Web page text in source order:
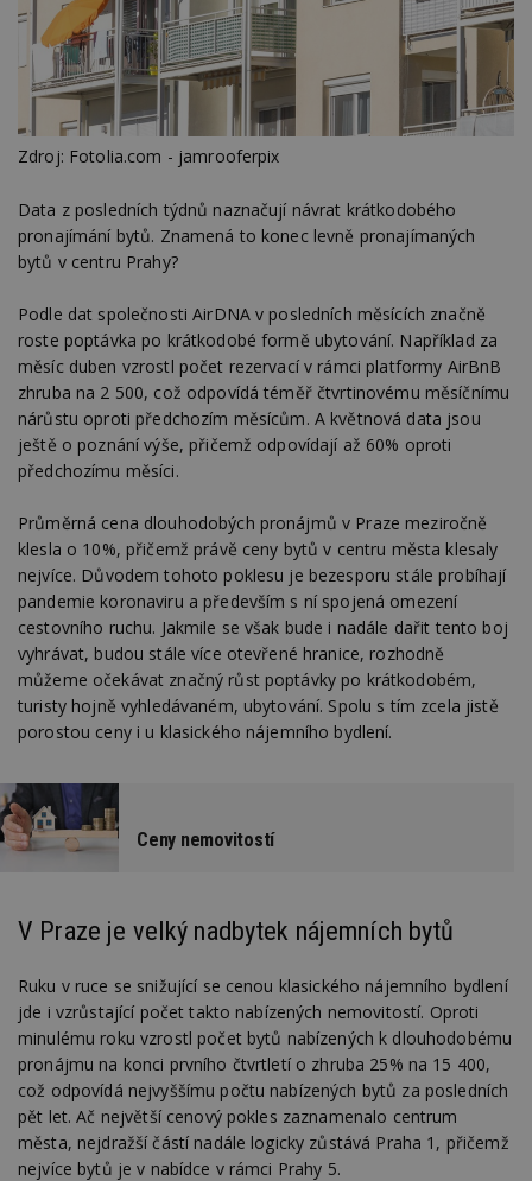
Zdroj: Fotolia.com - jamrooferpix
Data z posledních týdnů naznačují návrat krátkodobého
pronajímání bytů. Znamená to konec levně pronajímaných
bytů v centru Prahy?
Podle dat společnosti AirDNA v posledních měsících značně
roste poptávka po krátkodobé formě ubytování. Například za
měsíc duben vzrostl počet rezervací v rámci platformy AirBnB
zhruba na 2 500, což odpovídá téměř čtvrtinovému měsíčnímu
nárůstu oproti předchozím měsícům. A květnová data jsou
ještě o poznání výše, přičemž odpovídají až 60% oproti
předchozímu měsíci.
Průměrná cena dlouhodobých pronájmů v Praze meziročně
klesla o 10%, přičemž právě ceny bytů v centru města klesaly
nejvíce. Důvodem tohoto poklesu je bezesporu stále probíhají
pandemie koronaviru a především s ní spojená omezení
cestovního ruchu. Jakmile se však bude i nadále dařit tento boj
vyhrávat, budou stále více otevřené hranice, rozhodně
můžeme očekávat značný růst poptávky po krátkodobém,
turisty hojně vyhledávaném, ubytování. Spolu s tím zcela jistě
porostou ceny i u klasického nájemního bydlení.
Ceny nemovitostí
V Praze je velký nadbytek nájemních bytů
Ruku v ruce se snižující se cenou klasického nájemního bydlení
jde i vzrůstající počet takto nabízených nemovitostí. Oproti
minulému roku vzrostl počet bytů nabízených k dlouhodobému
pronájmu na konci prvního čtvrtletí o zhruba 25% na 15 400,
což odpovídá nejvyššímu počtu nabízených bytů za posledních
pět let. Ač největší cenový pokles zaznamenalo centrum
města, nejdražší částí nadále logicky zůstává Praha 1, přičemž
nejvíce bytů je v nabídce v rámci Prahy 5.